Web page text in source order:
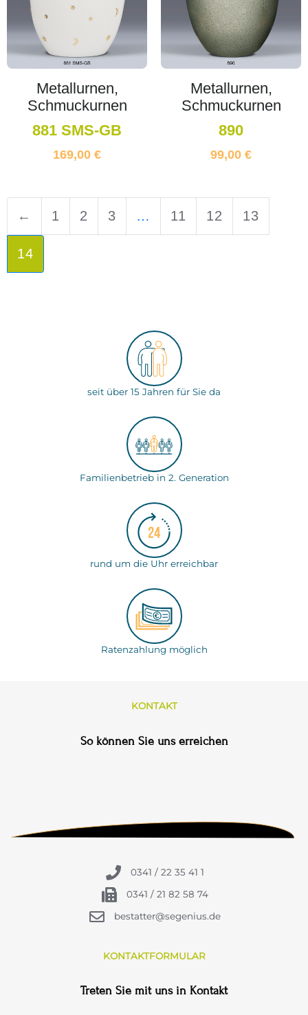
Metallurnen,
Schmuckurnen
881 SMS-GB
169,00 €
Metallurnen,
Schmuckurnen
890
99,00 €
← 1 2 3 … 11 12 13
14
seit über 15 Jahren für Sie da
Familienbetrieb in 2. Generation
rund um die Uhr erreichbar
Ratenzahlung möglich
KONTAKT
So können Sie uns erreichen
0341 / 22 35 41 1
0341 / 21 82 58 74
bestatter@segenius.de
KONTAKTFORMULAR
Treten Sie mit uns in Kontakt